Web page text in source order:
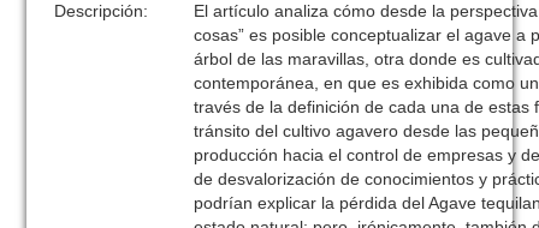
Descripción:
El artículo analiza cómo desde la
cosas” es posible conceptualizar el agave a
árbol de las maravillas, otra donde es
contemporánea, en que es exhibida como
través de la definición de cada una de estas
tránsito del cultivo agavero desde las
producción hacia el control de empresas y
de desvalorización de conocimientos y
podrían explicar la pérdida del Agave